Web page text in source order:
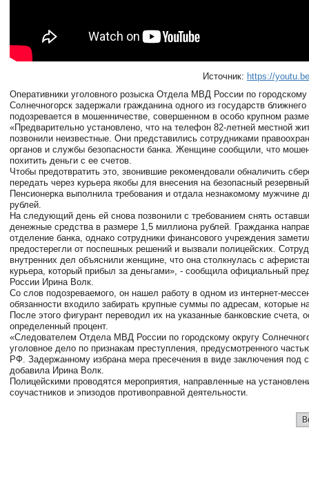
Источник: https://
Оперативники уголовного розыска Отдела МВД России по городскому
Солнечногорск задержали гражданина одного из государств
подозревается в мошенничестве, совершенном в особо крупном
«Предварительно установлено, что на телефон 82-летней местной
позвонили неизвестные. Они представились сотрудниками
органов и службы безопасности банка. Женщине сообщили, что
похитить деньги с ее счетов.
Чтобы предотвратить это, звонившие рекомендовали обналичить
передать через курьера якобы для внесения на безопасный
Пенсионерка выполнила требования и отдала незнакомому мужчине
рублей.
На следующий день ей снова позвонили с требованием снять
денежные средства в размере 1,5 миллиона рублей. Гражданка
отделение банка, однако сотрудники финансового учреждения
предостерегли от поспешных решений и вызвали полицейских.
внутренних дел объяснили женщине, что она столкнулась с
курьера, который прибыл за деньгами», - сообщила официальный
России Ирина Волк.
Со слов подозреваемого, он нашел работу в одном из интернет-
обязанности входило забирать крупные суммы по адресам, которые
После этого фигурант переводил их на указанные банковские счета,
определенный процент.
«Следователем Отдела МВД России по городскому округу
уголовное дело по признакам преступления, предусмотренного
РФ. Задержанному избрана мера пресечения в виде заключения под
добавила Ирина Волк.
Полицейскими проводятся мероприятия, направленные на
соучастников и эпизодов противоправной деятельности.